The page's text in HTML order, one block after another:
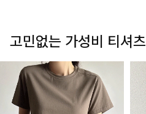
고민없는 가성비 티셔츠